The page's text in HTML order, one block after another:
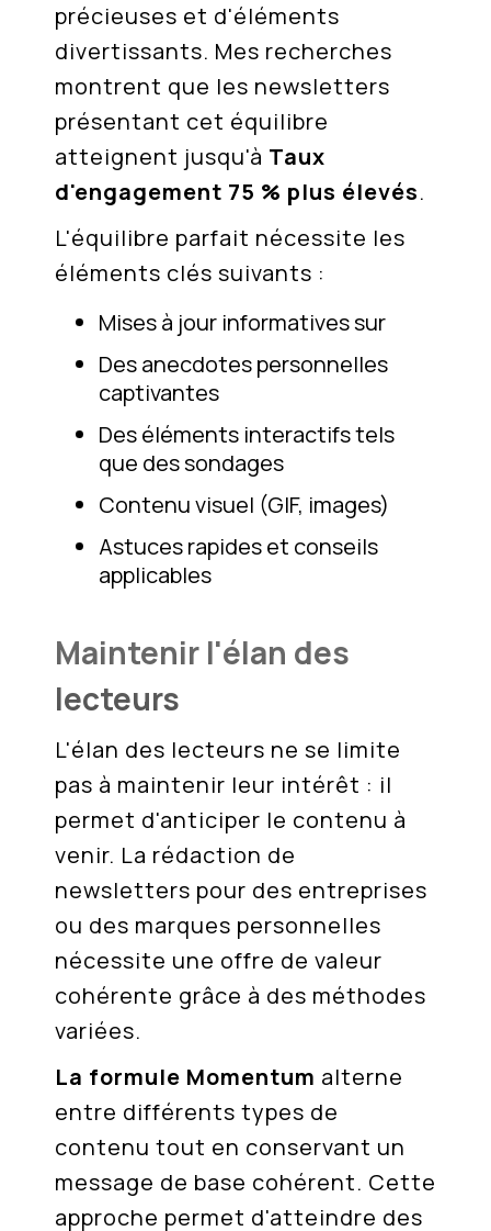
précieuses et d'éléments
divertissants. Mes recherches
montrent que les newsletters
présentant cet équilibre
atteignent jusqu'à Taux
d'engagement 75 % plus élevés.
L'équilibre parfait nécessite les
éléments clés suivants :
Mises à jour informatives sur
Des anecdotes personnelles
captivantes
Des éléments interactifs tels
que des sondages
Contenu visuel (GIF, images)
Astuces rapides et conseils
applicables
Maintenir l'élan des
lecteurs
L'élan des lecteurs ne se limite
pas à maintenir leur intérêt : il
permet d'anticiper le contenu à
venir. La rédaction de
newsletters pour des entreprises
ou des marques personnelles
nécessite une offre de valeur
cohérente grâce à des méthodes
variées.
La formule Momentum alterne
entre différents types de
contenu tout en conservant un
message de base cohérent. Cette
approche permet d'atteindre des